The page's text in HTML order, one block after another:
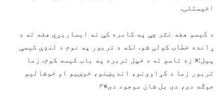
اخیستلی.
د کیسو هغه نثر چې په کامره کې نه ایساریږي هغه ته د
ړانده خطاب کولی شو. لکه د تربور په نوم د لنډې کیسې
پيل:« زه تاسو ته د خپل تربره په باب کیسه کوم. زما
تربور زما د کړاوونو، اندیښنو، خوښیو او خوشالیو
جوګه دی، دی بل شان موجود دی»۳